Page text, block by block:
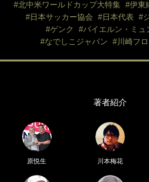
#北中米ワールドカップ大特集 #伊東
#日本サッカー協会
#日本代表
#
#ゲンク
#バイエルン・ミュ
#なでしこジャパン
#川崎フ
著者紹介
原悦生 川本梅花